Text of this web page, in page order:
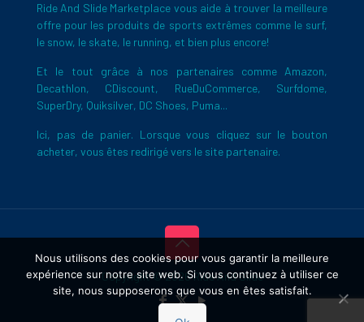
Ride And Slide Marketplace vous aide à trouver la meilleure
offre pour les produits de sports extrêmes comme le surf,
le snow, le skate, le running, et bien plus encore!
Et le tout grâce à nos partenaires comme Amazon,
Decathlon, CDiscount, RueDuCommerce, Surfdome,
SuperDry, Quiksilver, DC Shoes, Puma...
Ici, pas de panier. Lorsque vous cliquez sur le bouton
acheter, vous êtes redirigé vers le site partenaire.
Copyright © 2026 Ride And Slide
Nous utilisons des cookies pour vous garantir la meilleure
expérience sur notre site web. Si vous continuez à utiliser ce
site, nous supposerons que vous en êtes satisfait.